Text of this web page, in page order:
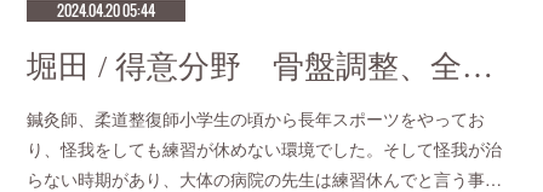
2024.04.20 05:44
堀田 / 得意分野 骨盤調整、全身調整、マッサージ
鍼灸師、柔道整復師小学生の頃から長年スポーツをやってお
り、怪我をしても練習が休めない環境でした。そして怪我が治
らない時期があり、大体の病院の先生は練習休んでと言う事…